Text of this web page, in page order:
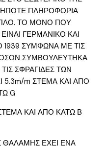
ΠΛΗΡΟΦΟΡΙΑ
ΤΟ ΜΟΝΟ ΠΟΥ
ΓΕΡΜΑΝΙΚΟ ΚΑΙ
ΣΥΜΦΩΝΑ ΜΕ ΤΙΣ
ΣΥΜΒΟΥΛΕΥΤΗΚΑ
ΣΦΡΑΓΙΔΕΣ ΤΩΝ
m ΣΤΕΜΑ ΚΑΙ ΑΠΟ
G
ΚΑΙ ΑΠΟ ΚΑΤΩ Β
ΘΑΛΑΜΗΣ ΕΧΕΙ ΕΝΑ